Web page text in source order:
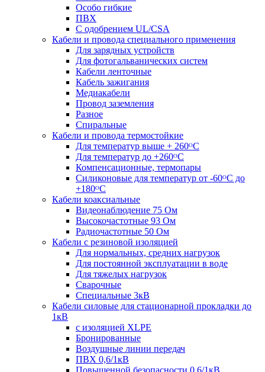
Особо гибкие
ПВХ
С одобрением UL/CSA
Кабели и провода специального применения
Для зарядных устройств
Для фотогальванических систем
Кабели ленточные
Кабель зажигания
Медиакабели
Провод заземления
Разное
Спиральные
Кабели и провода термостойкие
Для температур выше + 260ᴼС
Для температур до +260ᴼС
Компенсационные, термопары
Силиконовые для температур от -60ᴼC до
+180ᴼС
Кабели коаксиальные
Видеонаблюдение 75 Ом
Высокочастотные 93 Ом
Радиочастотные 50 Ом
Кабели с резиновой изоляцией
Для нормальных, средних нагрузок
Для постоянной эксплуатации в воде
Для тяжелых нагрузок
Сварочные
Специальные 3кВ
Кабели силовые для стационарной прокладки до
1кВ
c изоляцией XLPE
Бронированные
Воздушные линии передач
ПВХ 0,6/1кВ
Повышенной безопасности 0,6/1кВ